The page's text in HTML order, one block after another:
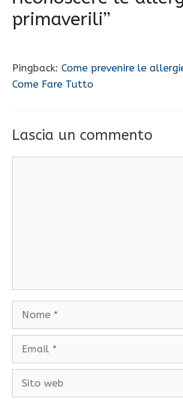
primaverili”
Pingback: Come prevenire le
Come Fare Tutto
Lascia un commento